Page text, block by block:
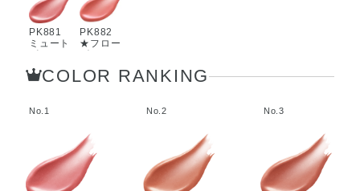
PK881
ミュート
PK882
★フロー
COLOR RANKING
No.1 No.2 No.3